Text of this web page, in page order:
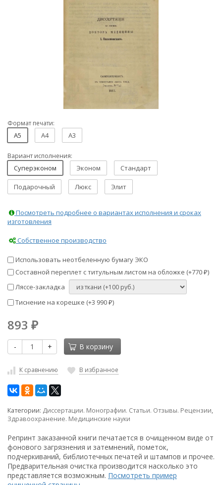
Формат печати:
A5 A4 A3
Вариант исполнения:
Суперэконом Эконом Стандарт
Подарочный Люкс Элит
Посмотреть подробнее о вариантах исполнения и сроках
изготовления
Собственное производство
Использовать неотбеленную бумагу ЭКО
Составной переплет с титульным листом на обложке (+770 ₽)
Ляссе-закладка
Тиснение на корешке (+3 990 ₽)
893 ₽
- + В корзину
К сравнению В избранное
Категории: Диссертации. Монографии. Статьи. Отзывы. Рецензии,
Здравоохранение. Медицинские науки
Репринт заказанной книги печатается в очищенном виде от
фонового загрязнения и затемнений, пометок,
подчеркиваний, библиотечных печатей и штампов и прочее.
Предварительная очистка производится насколько это
представляется возможным. Посмотреть пример